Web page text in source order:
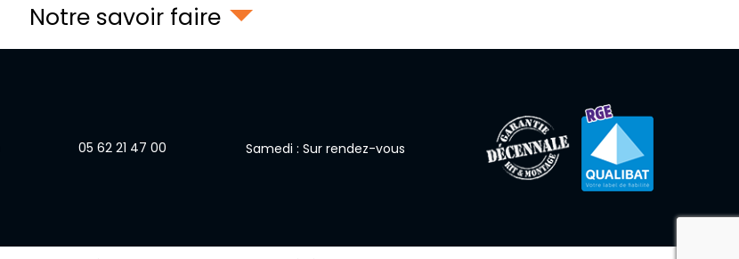
Notre savoir faire
05 62 21 47 00 Samedi : Sur rendez-vous